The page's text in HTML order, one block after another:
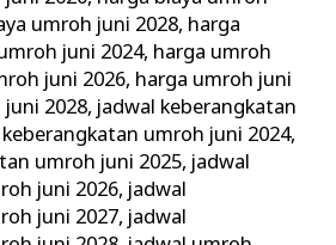
umroh juni 2028, harga
juni 2024, harga umroh
juni 2026, harga umroh juni
2028, jadwal keberangkatan
umroh juni 2024,
umroh juni 2025, jadwal
juni 2026, jadwal
juni 2027, jadwal